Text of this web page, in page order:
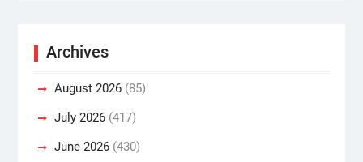
Archives
August 2026(85)
July 2026(417)
June 2026(430)